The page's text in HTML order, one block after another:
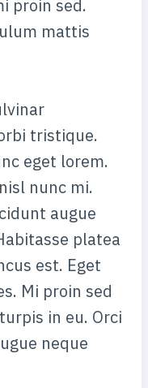
proin sed.
mattis
tristique.
eget lorem.
nunc mi.
augue
platea
est. Eget
Mi proin sed
in eu. Orci
neque